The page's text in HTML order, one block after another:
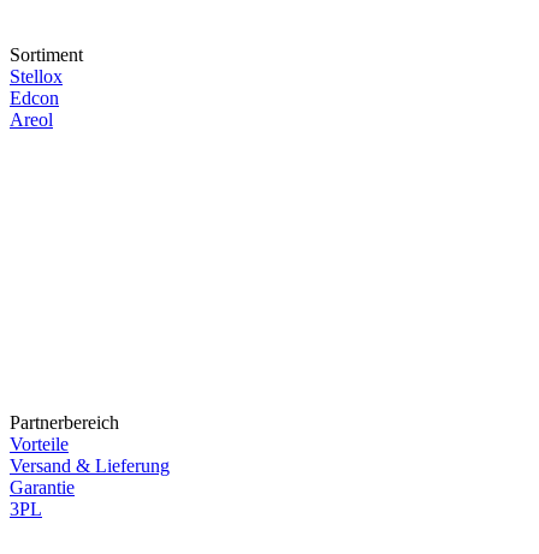
Sortiment
Stellox
Edcon
Areol
Partnerbereich
Vorteile
Versand & Lieferung
Garantie
3PL